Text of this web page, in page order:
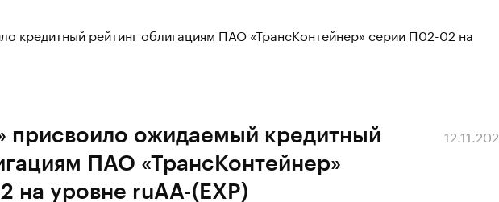
кредитный рейтинг облигациям ПАО «ТрансКонтейнер» серии П02-02 на
присвоило ожидаемый кредитный
ПАО «ТрансКонтейнер»
на уровне ruAA-(EXP)